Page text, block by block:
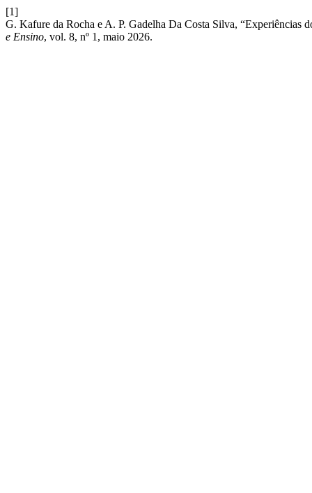
[1]
G. Kafure da Rocha e A. P. Gadelha Da Costa Silva, “Experiências
e Ensino, vol. 8, nº 1, maio 2026.